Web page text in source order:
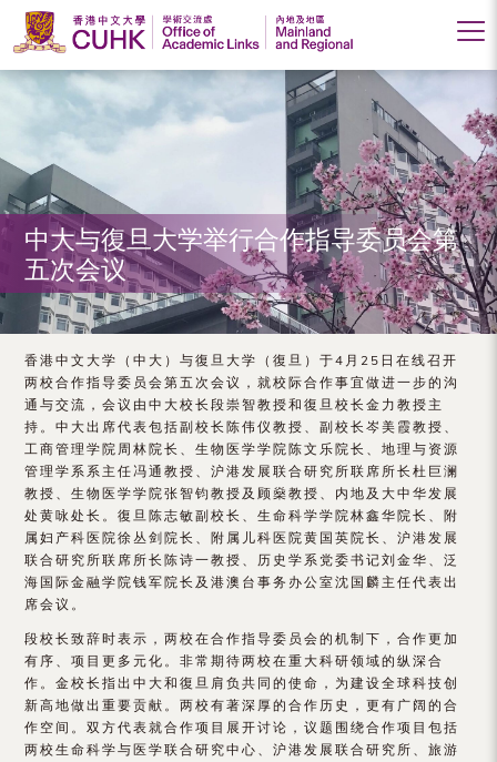
香
港
中
文
大
学
学
术
交
流
处
（内
地
及
地
区）
中大与復旦大学举行合作指导委员会第
五次会议
香港中文大学（中大）与復旦大学（復旦）于4月25日在线召开
两校合作指导委员会第五次会议，就校际合作事宜做进一步的沟
通与交流，会议由中大校长段崇智教授和復旦校长金力教授主
持。中大出席代表包括副校长陈伟仪教授、副校长岑美霞教授、
工商管理学院周林院长、生物医学学院陈文乐院长、地理与资源
管理学系系主任冯通教授、沪港发展联合研究所联席所长杜巨澜
教授、生物医学学院张智钧教授及顾燊教授、内地及大中华发展
处黄咏处长。復旦陈志敏副校长、生命科学学院林鑫华院长、附
属妇产科医院徐丛剑院长、附属儿科医院黄国英院长、沪港发展
联合研究所联席所长陈诗一教授、历史学系党委书记刘金华、泛
海国际金融学院钱军院长及港澳台事务办公室沈国麟主任代表出
席会议。
段校长致辞时表示，两校在合作指导委员会的机制下，合作更加
有序、项目更多元化。非常期待两校在重大科研领域的纵深合
作。金校长指出中大和復旦肩负共同的使命，为建设全球科技创
新高地做出重要贡献。两校有著深厚的合作历史，更有广阔的合
作空间。双方代表就合作项目展开讨论，议题围绕合作项目包括
两校生命科学与医学联合研究中心、沪港发展联合研究所、旅游